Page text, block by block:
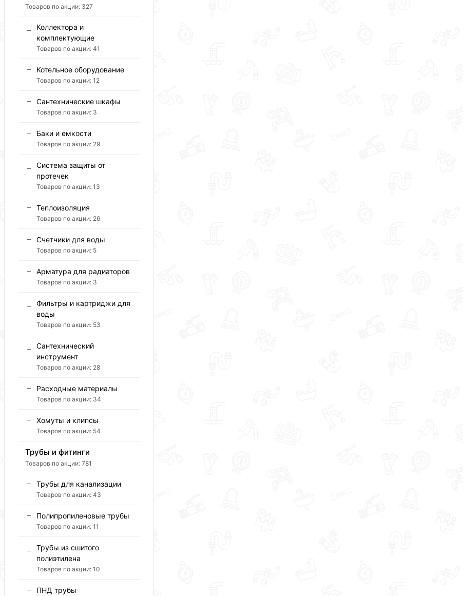
Товаров по акции: 327
Коллектора и
комплектующие
Товаров по акции: 41
Котельное оборудование
Товаров по акции: 12
Сантехнические шкафы
Товаров по акции: 3
Баки и емкости
Товаров по акции: 29
Система защиты от
протечек
Товаров по акции: 13
Теплоизоляция
Товаров по акции: 26
Счетчики для воды
Товаров по акции: 5
Арматура для радиаторов
Товаров по акции: 3
Фильтры и картриджи для
воды
Товаров по акции: 53
Сантехнический
инструмент
Товаров по акции: 28
Расходные материалы
Товаров по акции: 34
Хомуты и клипсы
Товаров по акции: 54
Трубы и фитинги
Товаров по акции: 781
Трубы для канализации
Товаров по акции: 43
Полипропиленовые трубы
Товаров по акции: 11
Трубы из сшитого
полиэтилена
Товаров по акции: 10
ПНД трубы